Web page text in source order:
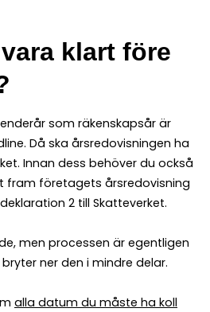
klart före
som räkenskapsår är
Då ska årsredovisningen ha
Innan dess behöver du också
fram företagets årsredovisning
2 till Skatteverket.
men processen är egentligen
ner den i mindre delar.
alla datum du måste ha koll